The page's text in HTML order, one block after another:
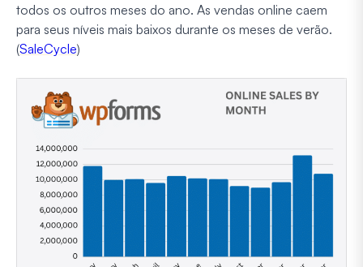
todos os outros meses do ano. As vendas online caem
para seus níveis mais baixos durante os meses de verão.
(SaleCycle)